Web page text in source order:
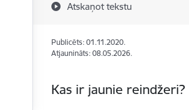
Atskaņot tekstu
Publicēts: 01.11.2020.
Atjaunināts: 08.05.2026.
Kas ir jaunie reindžeri?